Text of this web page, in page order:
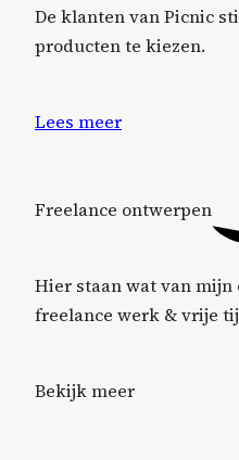
De klanten van Picnic
producten te kiezen.
Lees meer
Freelance ontwerpen
Hier staan wat van
freelance werk & vrije
Bekijk meer